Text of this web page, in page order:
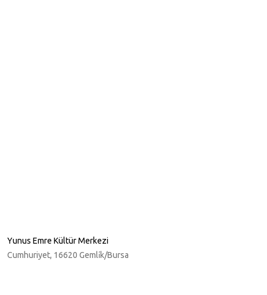
Yunus Emre Kültür Merkezi
Cumhuriyet, 16620 Gemli̇k/Bursa